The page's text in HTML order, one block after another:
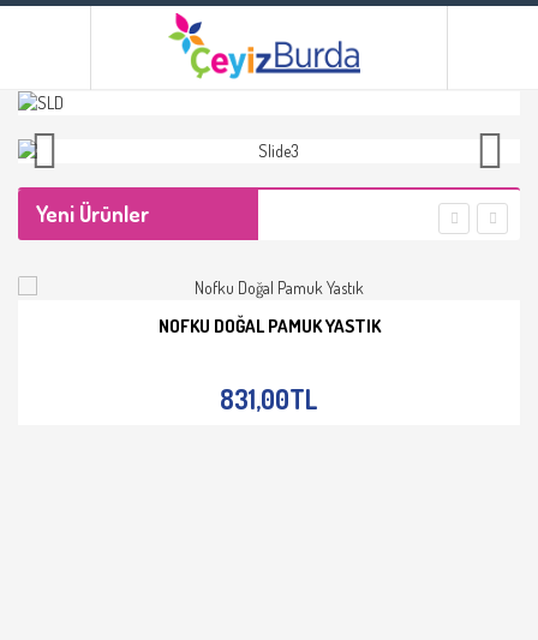
Yeni Ürünler
NOFKU DOĞAL PAMUK YASTIK
831,00TL